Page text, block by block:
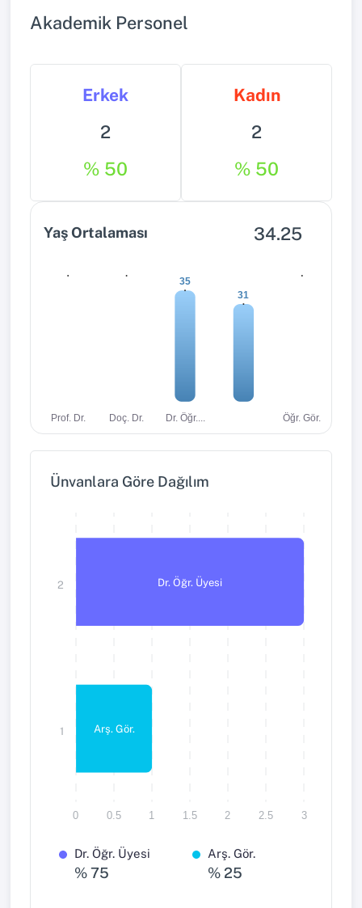
Akademik Personel
Erkek
2
% 50
Kadın
2
% 50
Yaş Ortalaması 34.25
Prof. Dr. Doç. Dr. Dr. Öğr.... Öğr. Gör.
35
31
Ünvanlara Göre Dağılım
Dr. Öğr. Üyesi
Arş. Gör.
2
1
3
2.5
2
1.5
1
0.5
0
Dr. Öğr. Üyesi
% 75
Arş. Gör.
% 25